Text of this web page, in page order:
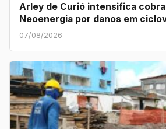
Arley de Curió intensifica
Neoenergia por danos em
07/08/2026